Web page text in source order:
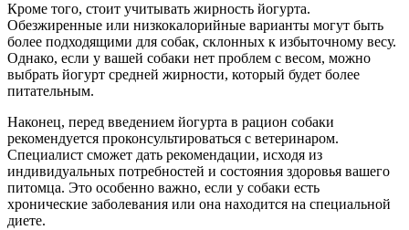
Кроме того, стоит учитывать жирность йогурта.
Обезжиренные или низкокалорийные варианты могут быть
более подходящими для собак, склонных к избыточному весу.
Однако, если у вашей собаки нет проблем с весом, можно
выбрать йогурт средней жирности, который будет более
питательным.
Наконец, перед введением йогурта в рацион собаки
рекомендуется проконсультироваться с ветеринаром.
Специалист сможет дать рекомендации, исходя из
индивидуальных потребностей и состояния здоровья вашего
питомца. Это особенно важно, если у собаки есть
хронические заболевания или она находится на специальной
диете.